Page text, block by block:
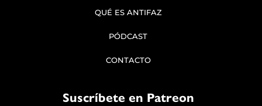
QUÉ ES ANTIFAZ
PÓDCAST
CONTACTO
Suscríbete en Patreon